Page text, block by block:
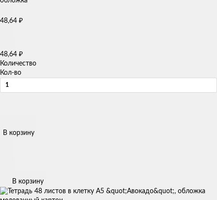
48,64 ₽
48,64 ₽
Количество
Кол-во
В корзину
В корзину